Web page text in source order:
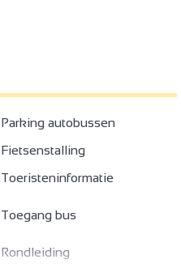
Parking autobussen
Fietsenstalling
Toeristeninformatie
Toegang bus
Rondleiding